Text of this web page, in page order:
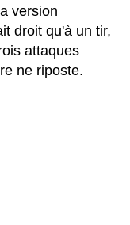
version
droit qu'à un tir,
attaques
ne riposte.